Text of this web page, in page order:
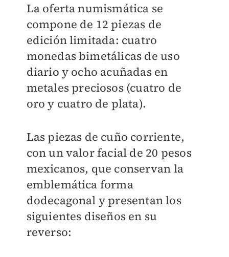
La oferta numismática se
compone de 12 piezas de
edición limitada: cuatro
monedas bimetálicas de uso
diario y ocho acuñadas en
metales preciosos (cuatro de
oro y cuatro de plata).
Las piezas de cuño corriente,
con un valor facial de 20 pesos
mexicanos, que conservan la
emblemática forma
dodecagonal y presentan los
siguientes diseños en su
reverso: